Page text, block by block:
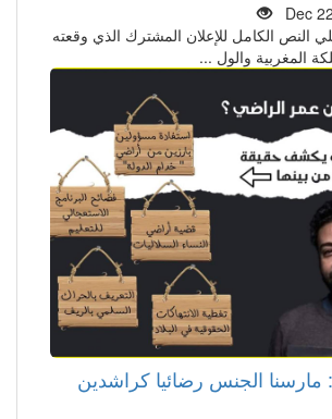
النص الكامل للإعلان المشترك الذي وقعته
المغربية والول ...
الجنس رضائيا كراشدين